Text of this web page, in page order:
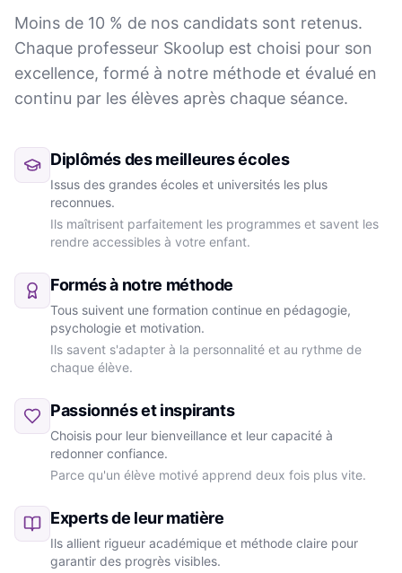
Moins de 10 % de nos candidats sont retenus.
Chaque professeur Skoolup est choisi pour son
excellence, formé à notre méthode et évalué en
continu par les élèves après chaque séance.
Diplômés des meilleures écoles
Issus des grandes écoles et universités les plus
reconnues.
Ils maîtrisent parfaitement les programmes et savent les
rendre accessibles à votre enfant.
Formés à notre méthode
Tous suivent une formation continue en pédagogie,
psychologie et motivation.
Ils savent s'adapter à la personnalité et au rythme de
chaque élève.
Passionnés et inspirants
Choisis pour leur bienveillance et leur capacité à
redonner confiance.
Parce qu'un élève motivé apprend deux fois plus vite.
Experts de leur matière
Ils allient rigueur académique et méthode claire pour
garantir des progrès visibles.